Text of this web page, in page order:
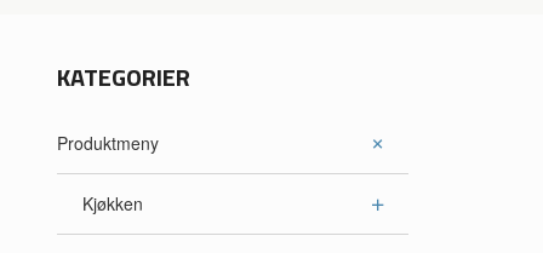
KATEGORIER
Produktmeny
Kjøkken